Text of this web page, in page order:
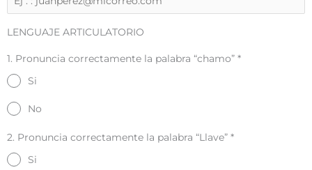
LENGUAJE ARTICULATORIO
1. Pronuncia correctamente la palabra “chamo” *
Si
No
2. Pronuncia correctamente la palabra “Llave” *
Si